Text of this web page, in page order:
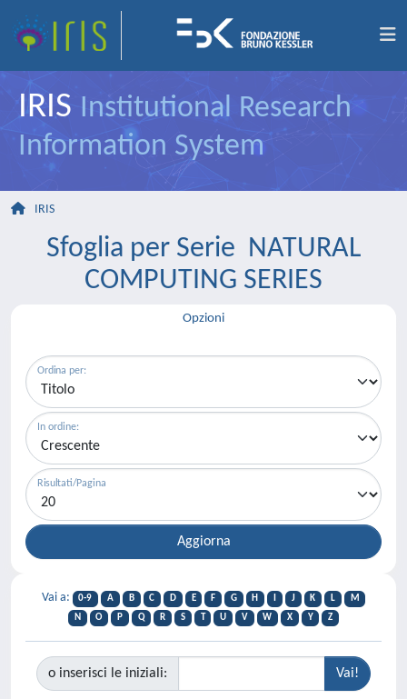
IRIS Institutional Research
Information System
IRIS
Sfoglia per Serie NATURAL
COMPUTING SERIES
Opzioni
Ordina per:
In ordine:
Risultati/Pagina
Vai a: 0-9 A B C D E F G H J K L
M
N
O P Q R S T U V W X Y Z
o inserisci le iniziali: